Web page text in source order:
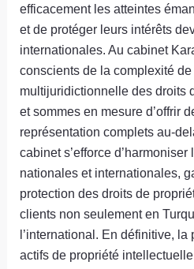
efficacement les atteintes
et de protéger leurs intérêts
internationales. Au cabinet
conscients de la complexité de
multijuridictionnelle des droits
et sommes en mesure d’offrir
représentation complets au-
cabinet s’efforce
nationales et internationales,
protection des droits de
clients non seulement en
l’international. En définitive,
actifs de propriété